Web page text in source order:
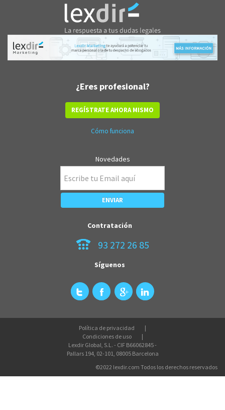
¿Eres profesional?
REGÍSTRATE AHORA MISMO
Cómo funciona
Novedades
Contratación
93 272 26 85
Síguenos
Política de privacidad
Condiciones de uso
Lexdir Global, S.L. - CIF B66062845 -
Pallars 194, 02-101, 08005 Barcelona
©2022 lexdir.com Todos los derechos reservados